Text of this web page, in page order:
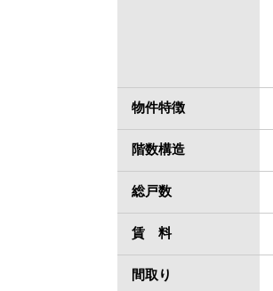
物件特徴
階数構造
総戸数
賃 料
間取り